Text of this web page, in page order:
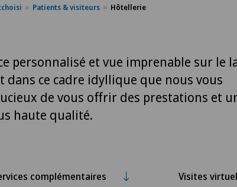
Patients & visiteurs Hôtellerie
personnalisé et vue imprenable sur le
dans ce cadre idyllique que nous vous
de vous offrir des prestations et
haute qualité.
complémentaires Visites